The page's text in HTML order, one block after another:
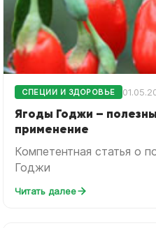
СПЕЦИИ И ЗДОРОВЬЕ
Ягоды Годжи –
применение
Компетентная статья о
Годжи
Читать далее